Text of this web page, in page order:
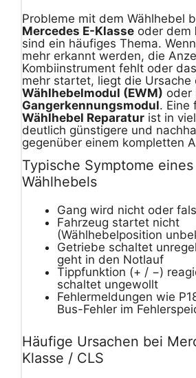
Probleme mit dem Wählhebel
Mercedes E-Klasse oder dem
sind ein häufiges Thema.
mehr erkannt werden, die
Kombiinstrument fehlt oder
mehr startet, liegt die Ursache
Wählhebelmodul (EWM) oder
Gangerkennungsmodul. Eine
Wählhebel Reparatur ist in
deutlich günstigere und
gegenüber einem kompletten
Typische Symptome
Wählhebels
Gang wird nicht oder
Fahrzeug startet nicht
(Wählhebelposition
Getriebe schaltet
geht in den Notlauf
Tippfunktion (+ / −)
schaltet ungewollt
Fehlermeldungen wie
Bus-Fehler im
Häufige Ursachen bei
Klasse / CLS